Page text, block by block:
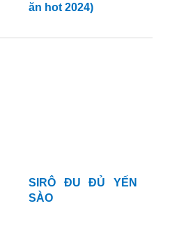
ăn hot 2024)
SIRÔ ĐU ĐỦ YẾN
SÀO